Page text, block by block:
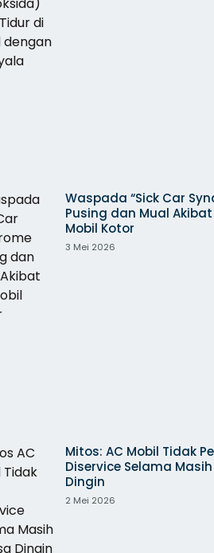
Waspada “Sick Car
Pusing dan Mual Akibat
Mobil Kotor
3 Mei 2026
Mitos: AC Mobil Tidak
Diservice Selama
Dingin
2 Mei 2026